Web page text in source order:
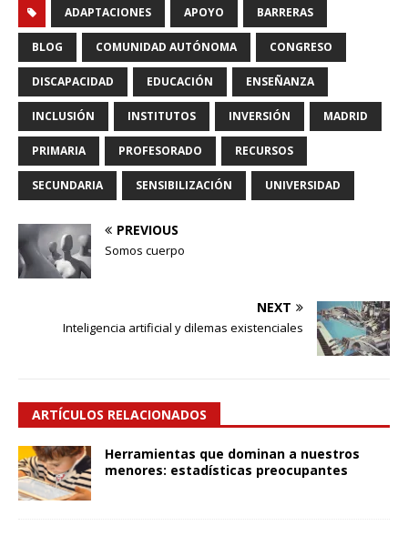
ADAPTACIONES APOYO BARRERAS
BLOG COMUNIDAD AUTÓNOMA CONGRESO
DISCAPACIDAD EDUCACIÓN ENSEÑANZA
INCLUSIÓN INSTITUTOS INVERSIÓN MADRID
PRIMARIA PROFESORADO RECURSOS
SECUNDARIA SENSIBILIZACIÓN UNIVERSIDAD
PREVIOUS
Somos cuerpo
NEXT
Inteligencia artificial y dilemas existenciales
ARTÍCULOS RELACIONADOS
Herramientas que dominan a nuestros
menores: estadísticas preocupantes